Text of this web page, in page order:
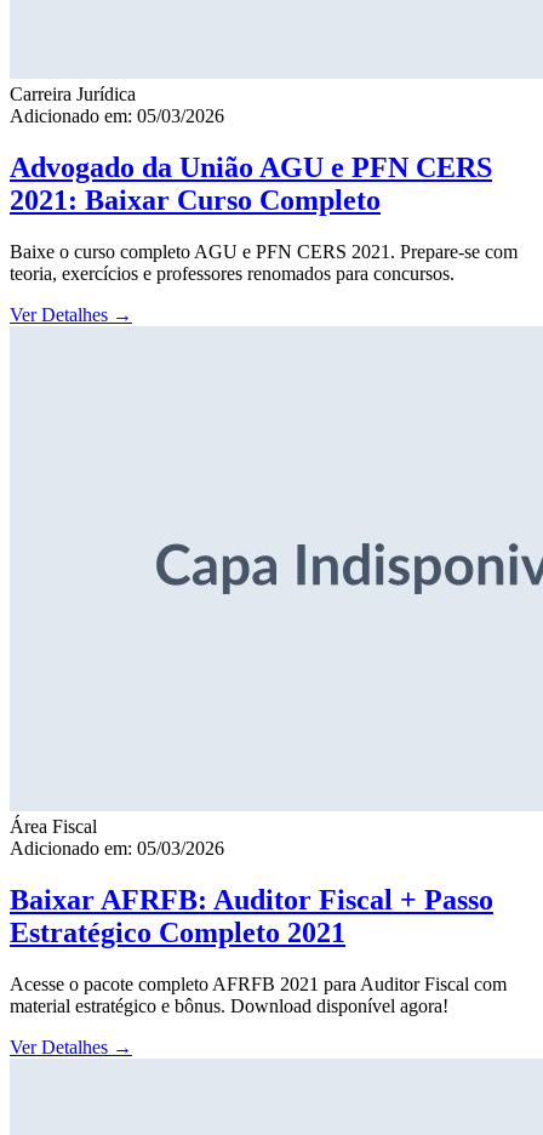
Carreira Jurídica
Adicionado em: 05/03/2026
Advogado da União AGU e PFN CERS
2021: Baixar Curso Completo
Baixe o curso completo AGU e PFN CERS 2021. Prepare-se com
teoria, exercícios e professores renomados para concursos.
Ver Detalhes →
Área Fiscal
Adicionado em: 05/03/2026
Baixar AFRFB: Auditor Fiscal + Passo
Estratégico Completo 2021
Acesse o pacote completo AFRFB 2021 para Auditor Fiscal com
material estratégico e bônus. Download disponível agora!
Ver Detalhes →